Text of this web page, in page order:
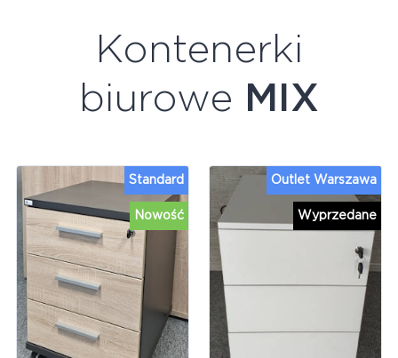
Kontenerki
biurowe MIX
Nowość
Standard
Wyprzedane
Outlet Warszawa